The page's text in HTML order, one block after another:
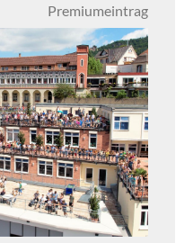
Premiumeintrag